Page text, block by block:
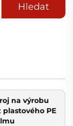
Hledat
na výrobu
plastového PE